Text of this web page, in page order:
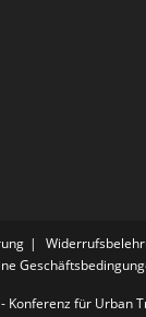
Konferenz für Urban